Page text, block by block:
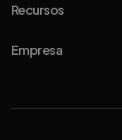
Recursos
Empresa